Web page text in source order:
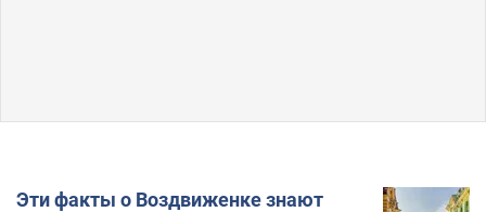
Эти факты о Воздвиженке знают